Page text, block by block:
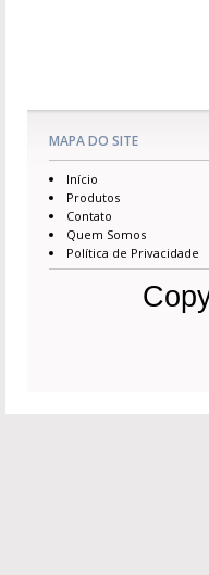
MAPA DO SITE
Início
Produtos
Contato
Quem Somos
Política de Privacidade